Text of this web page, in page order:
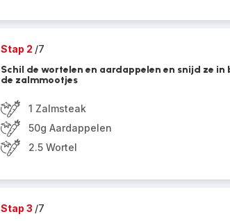
Stap 2 /7
Schil de wortelen en aardappelen en snijd ze
de zalmmootjes
1 Zalmsteak
50g Aardappelen
2.5 Wortel
Stap 3 /7